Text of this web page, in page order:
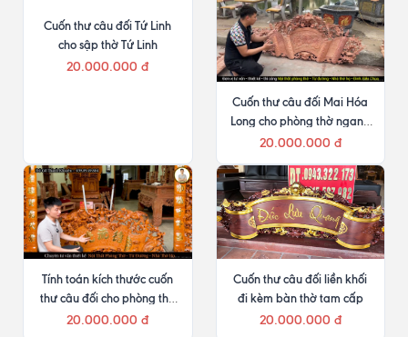
Cuốn thư câu đối Tứ Linh
cho sập thờ Tứ Linh
20.000.000 đ
Cuốn thư câu đối Mai Hóa
Long cho phòng thờ ngang
4m
20.000.000 đ
Tính toán kích thước cuốn
thư câu đối cho phòng thờ
nhỏ
20.000.000 đ
Cuốn thư câu đối liền khối
đi kèm bàn thờ tam cấp
20.000.000 đ